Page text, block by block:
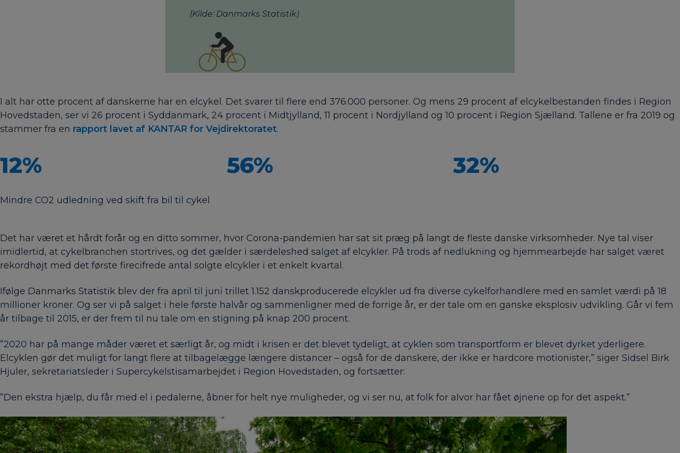
(Kilde: Danmarks Statistik)
I alt har otte procent af danskerne har en elcykel. Det svarer til flere end 376.000 personer. Og mens 29 procent af elcykelbestanden findes i Region
Hovedstaden, ser vi 26 procent i Syddanmark, 24 procent i Midtjylland, 11 procent i Nordjylland og 10 procent i Region Sjælland. Tallene er fra 2019 og
stammer fra en rapport lavet af KANTAR for Vejdirektoratet.
12%
Mindre CO2 udledning ved skift fra bil til cykel
56% 32%
Det har været et hårdt forår og en ditto sommer, hvor Corona-pandemien har sat sit præg på langt de fleste danske virksomheder. Nye tal viser
imidlertid, at cykelbranchen stortrives, og det gælder i særdeleshed salget af elcykler. På trods af nedlukning og hjemmearbejde har salget været
rekordhøjt med det første firecifrede antal solgte elcykler i et enkelt kvartal.
Ifølge Danmarks Statistik blev der fra april til juni trillet 1.152 danskproducerede elcykler ud fra diverse cykelforhandlere med en samlet værdi på 18
millioner kroner. Og ser vi på salget i hele første halvår og sammenligner med de forrige år, er der tale om en ganske eksplosiv udvikling. Går vi fem
år tilbage til 2015, er der frem til nu tale om en stigning på knap 200 procent.
”2020 har på mange måder været et særligt år, og midt i krisen er det blevet tydeligt, at cyklen som transportform er blevet dyrket yderligere.
Elcyklen gør det muligt for langt flere at tilbagelægge længere distancer – også for de danskere, der ikke er hardcore motionister,” siger Sidsel Birk
Hjuler, sekretariatsleder i Supercykelstisamarbejdet i Region Hovedstaden, og fortsætter:
”Den ekstra hjælp, du får med el i pedalerne, åbner for helt nye muligheder, og vi ser nu, at folk for alvor har fået øjnene op for det aspekt.”